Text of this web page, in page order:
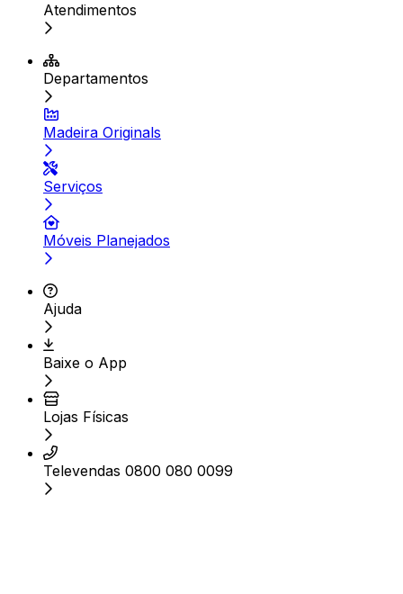
Atendimentos
Departamentos
Madeira Originals
Serviços
Móveis Planejados
Ajuda
Baixe o App
Lojas Físicas
Televendas 0800 080 0099